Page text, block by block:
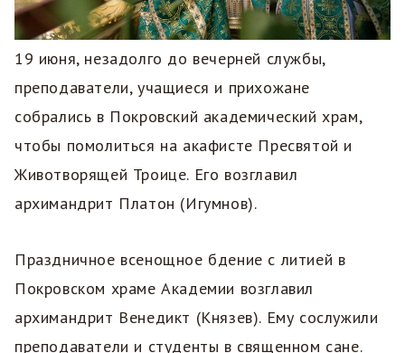
19 июня, незадолго до вечерней службы,
преподаватели, учащиеся и прихожане
собрались в Покровский академический храм,
чтобы помолиться на акафисте Пресвятой и
Животворящей Троице. Его возглавил
архимандрит Платон (Игумнов).
Праздничное всенощное бдение с литией в
Покровском храме Академии возглавил
архимандрит Венедикт (Князев). Ему сослужили
преподаватели и студенты в священном сане.